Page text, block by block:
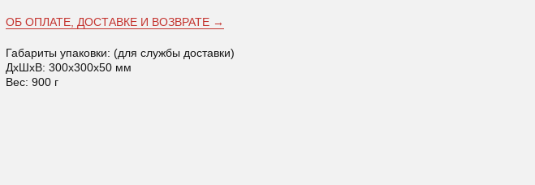
ОБ ОПЛАТЕ, ДОСТАВКЕ И ВОЗВРАТЕ →
Габариты упаковки: (для службы доставки)
ДxШxВ: 300x300x50 мм
Вес: 900 г